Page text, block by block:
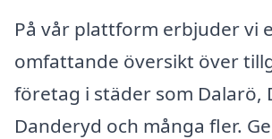
På vår plattform erbjuder vi
omfattande översikt över
företag i städer som Dalarö,
Danderyd och många fler.